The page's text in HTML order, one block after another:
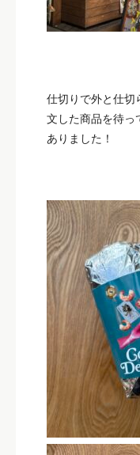
仕切りで外と仕切
文した商品を待っ
ありました！